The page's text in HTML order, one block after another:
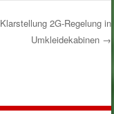
Klarstellung 2G-Regelung in
Umkleidekabinen →